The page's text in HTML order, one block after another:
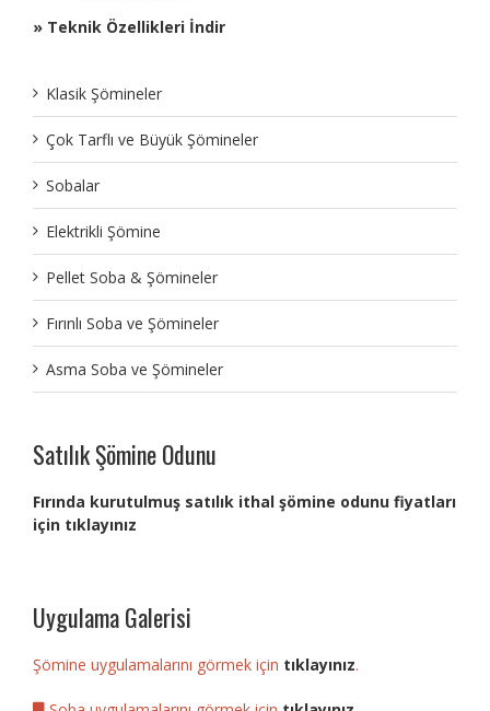
» Teknik Özellikleri İndir
Klasik Şömineler
Çok Tarflı ve Büyük Şömineler
Sobalar
Elektrikli Şömine
Pellet Soba & Şömineler
Fırınlı Soba ve Şömineler
Asma Soba ve Şömineler
Satılık Şömine Odunu
Fırında kurutulmuş satılık ithal şömine odunu fiyatları
için tıklayınız
Uygulama Galerisi
Şömine uygulamalarını görmek için tıklayınız.